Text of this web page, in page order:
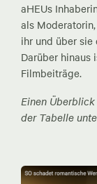
aHEUs
als
ihr und über sie
Darüber hinaus
Filmbeiträge.
Einen
der Tabelle